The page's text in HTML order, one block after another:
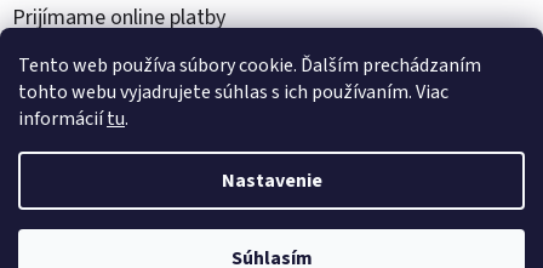
Tento web používa súbory cookie. Ďalším prechádzaním
tohto webu vyjadrujete súhlas s ich používaním. Viac
informáciítu.
Nastavenie
Súhlasím
2 + 1 ZADARMO na umelé kvety a aranžmány | Nakúpte 3 produkty,
Prijímame online platby
Vytvoril Shoptet
Home Gallery. Všetky práva vyhradené.